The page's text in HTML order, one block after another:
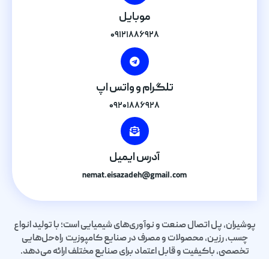
موبایل
۰۹۱۲۱۸۸۶۹۲۸
تلگرام و واتس اپ
۰۹۲۰۱۸۸۶۹۲۸
آدرس ایمیل
nemat.eisazadeh@gmail.com
پوشیران، پل اتصال صنعت و نوآوری‌های شیمیایی است؛ با تولید انواع
چسب، رزین، محصولات و مصرف در صنایع کامپوزیت راه‌حل‌هایی
تخصصی، باکیفیت و قابل اعتماد برای صنایع مختلف ارائه می‌دهد.